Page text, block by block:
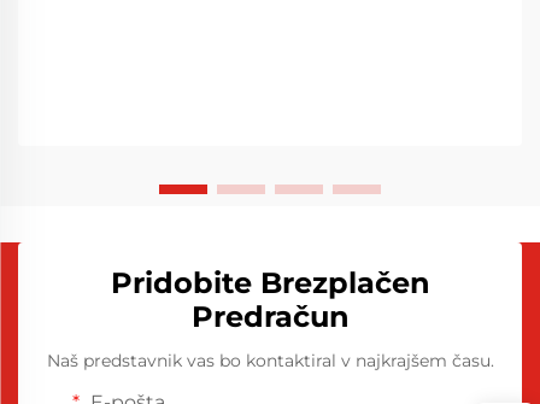
Pridobite Brezplačen
Predračun
Naš predstavnik vas bo kontaktiral v najkrajšem času.